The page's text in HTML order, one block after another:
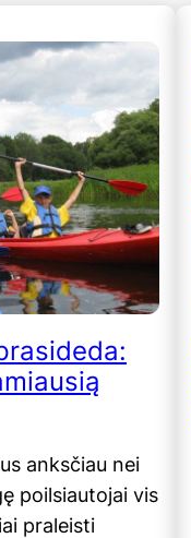
anksčiau nei
poilsiautojai vis
praleisti